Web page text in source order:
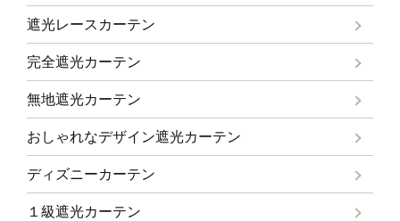
遮光レースカーテン
完全遮光カーテン
無地遮光カーテン
おしゃれなデザイン遮光カーテン
ディズニーカーテン
１級遮光カーテン